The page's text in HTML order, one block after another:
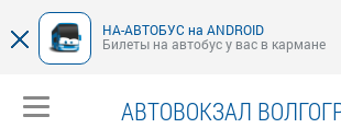
НА-АВТОБУС на ANDROID
Билеты на автобус у вас в кармане
АВТОВОКЗАЛ